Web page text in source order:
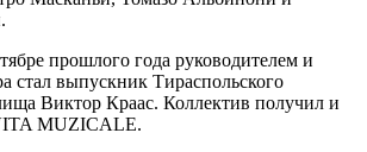
прошлого года руководителем и
стал выпускник Тираспольского
Виктор Краас. Коллектив получил и
MUZICALE.